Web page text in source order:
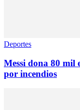
Deportes
Messi dona 80 mil
por incendios